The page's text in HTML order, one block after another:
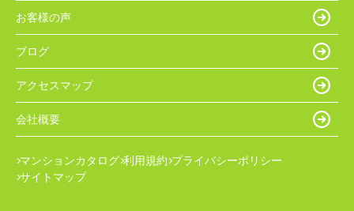
お客様の声
ブログ
アクセスマップ
会社概要
マンションカタログ 利用規約 プライバシーポリシー
サイトマップ